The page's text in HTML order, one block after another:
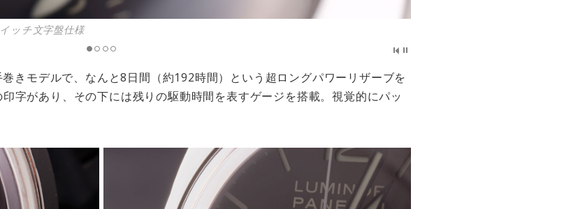
ッチ文字盤仕様
きモデルで、なんと8日間（約192時間）という超ロングパワーリザーブを
字があり、その下には残りの駆動時間を表すゲージを搭載。視覚的にパッ